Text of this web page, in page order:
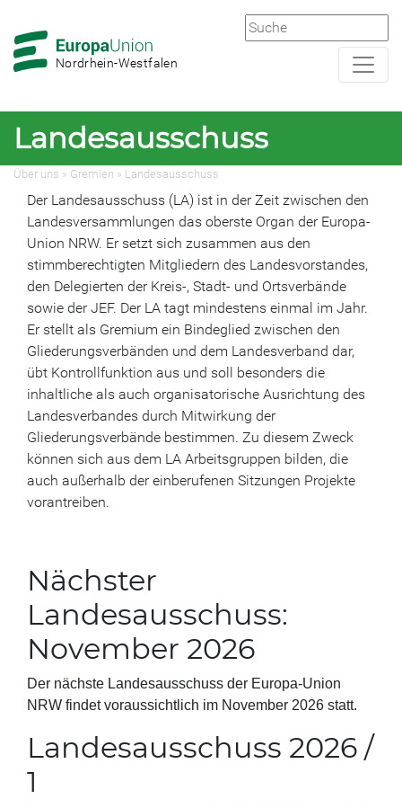
Hauptnavigation
Hauptbereich
Nordrhein-Westfalen
Landesausschuss
Über uns » Gremien » Landesausschuss
Der Landesausschuss (LA) ist in der Zeit zwischen den
Landesversammlungen das oberste Organ der Europa-
Union NRW. Er setzt sich zusammen aus den
stimmberechtigten Mitgliedern des Landesvorstandes,
den Delegierten der Kreis-, Stadt- und Ortsverbände
sowie der JEF. Der LA tagt mindestens einmal im Jahr.
Er stellt als Gremium ein Bindeglied zwischen den
Gliederungsverbänden und dem Landesverband dar,
übt Kontrollfunktion aus und soll besonders die
inhaltliche als auch organisatorische Ausrichtung des
Landesverbandes durch Mitwirkung der
Gliederungsverbände bestimmen. Zu diesem Zweck
können sich aus dem LA Arbeitsgruppen bilden, die
auch außerhalb der einberufenen Sitzungen Projekte
vorantreiben.
Nächster
Landesausschuss:
November 2026
Der nächste Landesausschuss der Europa-Union
NRW findet voraussichtlich im November 2026 statt.
Landesausschuss 2026 /
1